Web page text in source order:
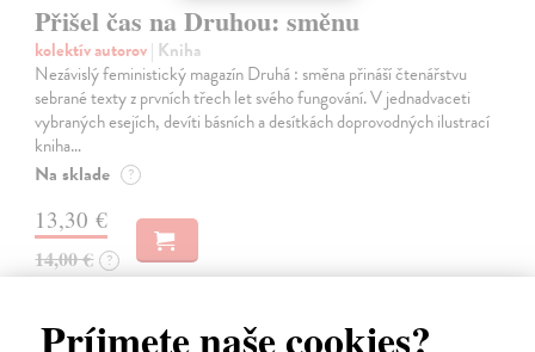
Přišel čas na Druhou: směnu
kolektív autorov| Kniha
Nezávislý feministický magazín Druhá : směna přináší čtenářstvu
sebrané texty z prvních třech let svého fungování. V jednadvaceti
vybraných esejích, devíti básních a desítkách doprovodných ilustrací
kniha…
Na sklade ?
13,30 €
14,00 € ?